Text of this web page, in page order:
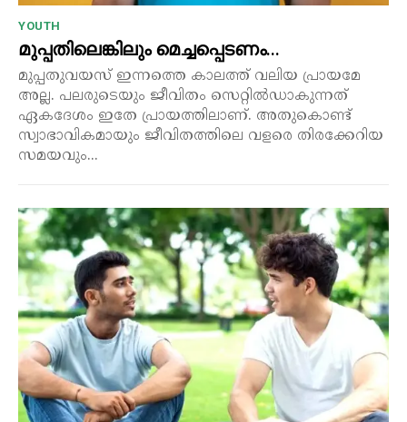
YOUTH
മുപ്പതിലെങ്കിലും മെച്ചപ്പെടണം…
മുപ്പതുവയസ് ഇന്നത്തെ കാലത്ത് വലിയ പ്രായമേ
അല്ല. പലരുടെയും ജീവിതം സെറ്റിൽഡാകുന്നത്
ഏകദേശം ഇതേ പ്രായത്തിലാണ്. അതുകൊണ്ട്
സ്വാഭാവികമായും ജീവിതത്തിലെ വളരെ തിരക്കേറിയ
സമയവും...